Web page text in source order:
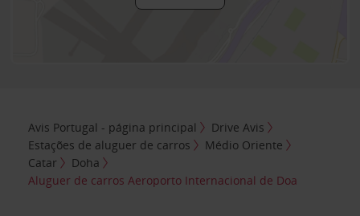
Avis Portugal - página principal
Drive Avis
Estações de aluguer de carros
Médio Oriente
Catar
Doha
Aluguer de carros Aeroporto Internacional de Doa